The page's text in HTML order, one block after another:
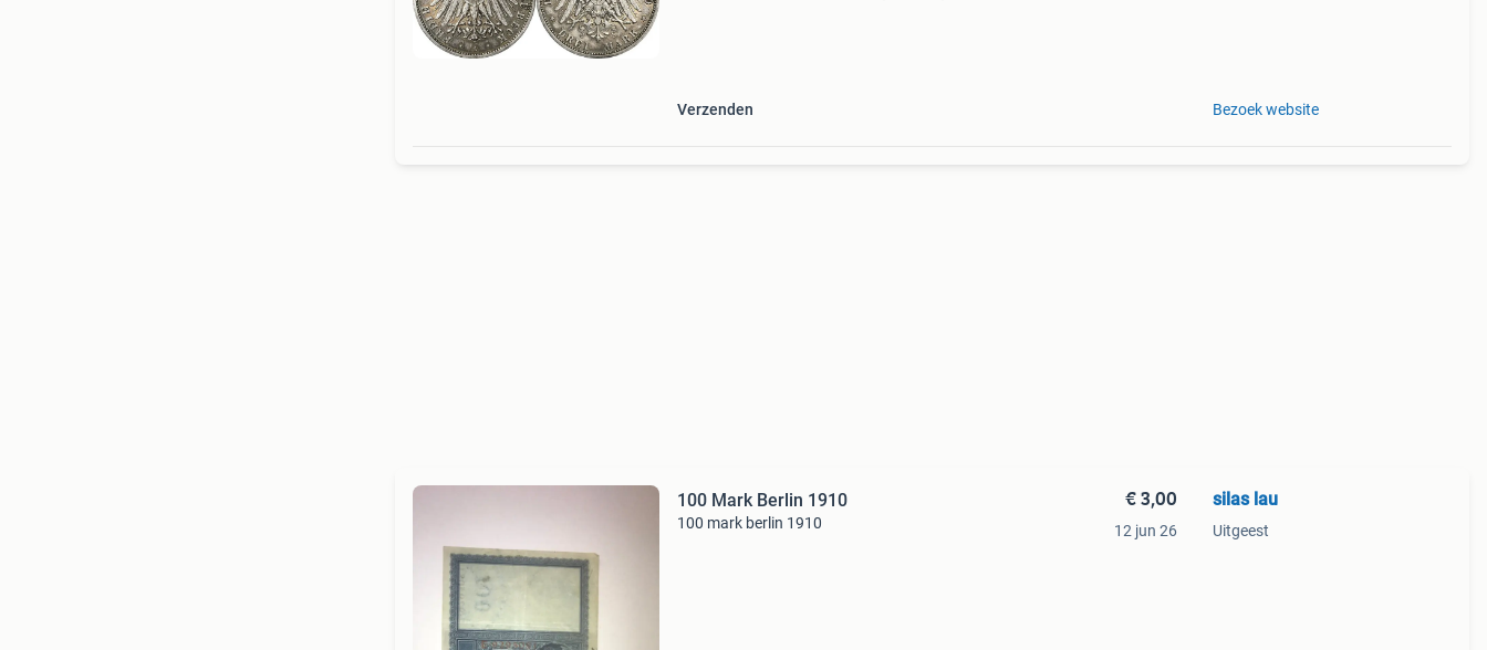
Verzenden Bezoek website
100 Mark Berlin 1910
100 mark berlin 1910
€ 3,00
12 jun 26
silas lau
Uitgeest